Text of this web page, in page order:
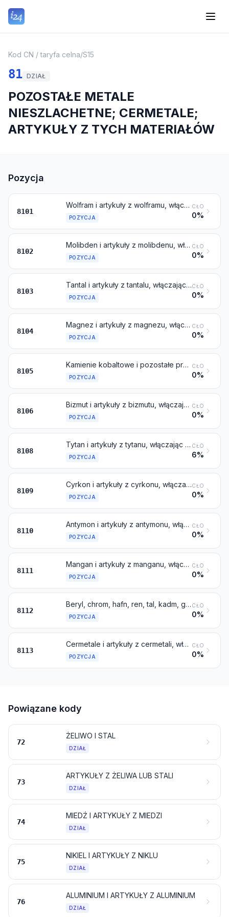
Kod CN / taryfa celna/S15
81 DZIAŁ
POZOSTAŁE METALE
NIESZLACHETNE; CERMETALE;
ARTYKUŁY Z TYCH MATERIAŁÓW
Pozycja
8101
Wolfram i artykuły z wolframu, włączając odpady i złom
POZYCJA
CŁO
0%
8102
Molibden i artykuły z molibdenu, włączając odpady i złom
POZYCJA
CŁO
0%
8103
Tantal i artykuły z tantalu, włączając odpady i złom
POZYCJA
CŁO
0%
8104
Magnez i artykuły z magnezu, włączając odpady i złom
POZYCJA
CŁO
0%
8105
Kamienie kobaltowe i pozostałe produkty pośrednie hutnictwa kobaltu; kobalt i artykuły z kobaltu, włączając odpady i złom
POZYCJA
CŁO
0%
8106
Bizmut i artykuły z bizmutu, włączając odpady i złom
POZYCJA
CŁO
0%
8108
Tytan i artykuły z tytanu, włączając odpady i złom
POZYCJA
CŁO
6%
8109
Cyrkon i artykuły z cyrkonu, włączając odpady i złom
POZYCJA
CŁO
0%
8110
Antymon i artykuły z antymonu, włączając odpady i złom
POZYCJA
CŁO
0%
8111
Mangan i artykuły z manganu, włączając odpady i złom
POZYCJA
CŁO
0%
8112
Beryl, chrom, hafn, ren, tal, kadm, german, wanad, gal, ind i niob (columbium) oraz artykuły z tych metali, włączając odpady i złom
POZYCJA
CŁO
0%
8113
Cermetale i artykuły z cermetali, włączając odpady i złom
POZYCJA
CŁO
0%
Powiązane kody
72
ŻELIWO I STAL
DZIAŁ
73
ARTYKUŁY Z ŻELIWA LUB STALI
DZIAŁ
74
MIEDŹ I ARTYKUŁY Z MIEDZI
DZIAŁ
75
NIKIEL I ARTYKUŁY Z NIKLU
DZIAŁ
76
ALUMINIUM I ARTYKUŁY Z ALUMINIUM
DZIAŁ